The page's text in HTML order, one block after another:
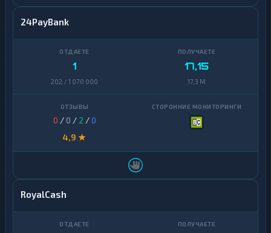
24PayBank
1
202 / 1 070 000
17,15
17,3 M
0 / 0 / 2 /0
4,9 ★
RoyalCash